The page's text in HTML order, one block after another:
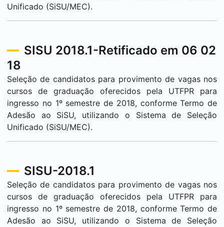
Unificado (SiSU/MEC).
SISU 2018.1-Retificado em 06 02
18
Seleção de candidatos para provimento de vagas nos
cursos de graduação oferecidos pela UTFPR para
ingresso no 1º semestre de 2018, conforme Termo de
Adesão ao SiSU, utilizando o Sistema de Seleção
Unificado (SiSU/MEC).
SISU-2018.1
Seleção de candidatos para provimento de vagas nos
cursos de graduação oferecidos pela UTFPR para
ingresso no 1º semestre de 2018, conforme Termo de
Adesão ao SiSU, utilizando o Sistema de Seleção